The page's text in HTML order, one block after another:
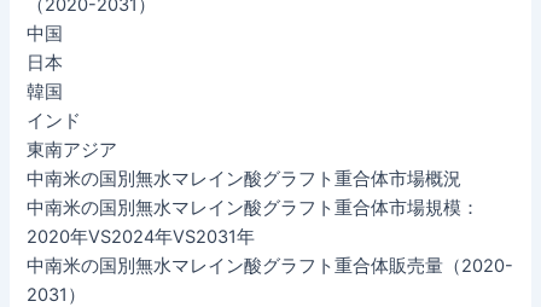
中国
日本
韓国
インド
東南アジア
中南米の国別無水マレイン酸グラフト重合体市場概況
中南米の国別無水マレイン酸グラフト重合体市場規模：
2020年VS2024年VS2031年
中南米の国別無水マレイン酸グラフト重合体販売量（2020-
2031）